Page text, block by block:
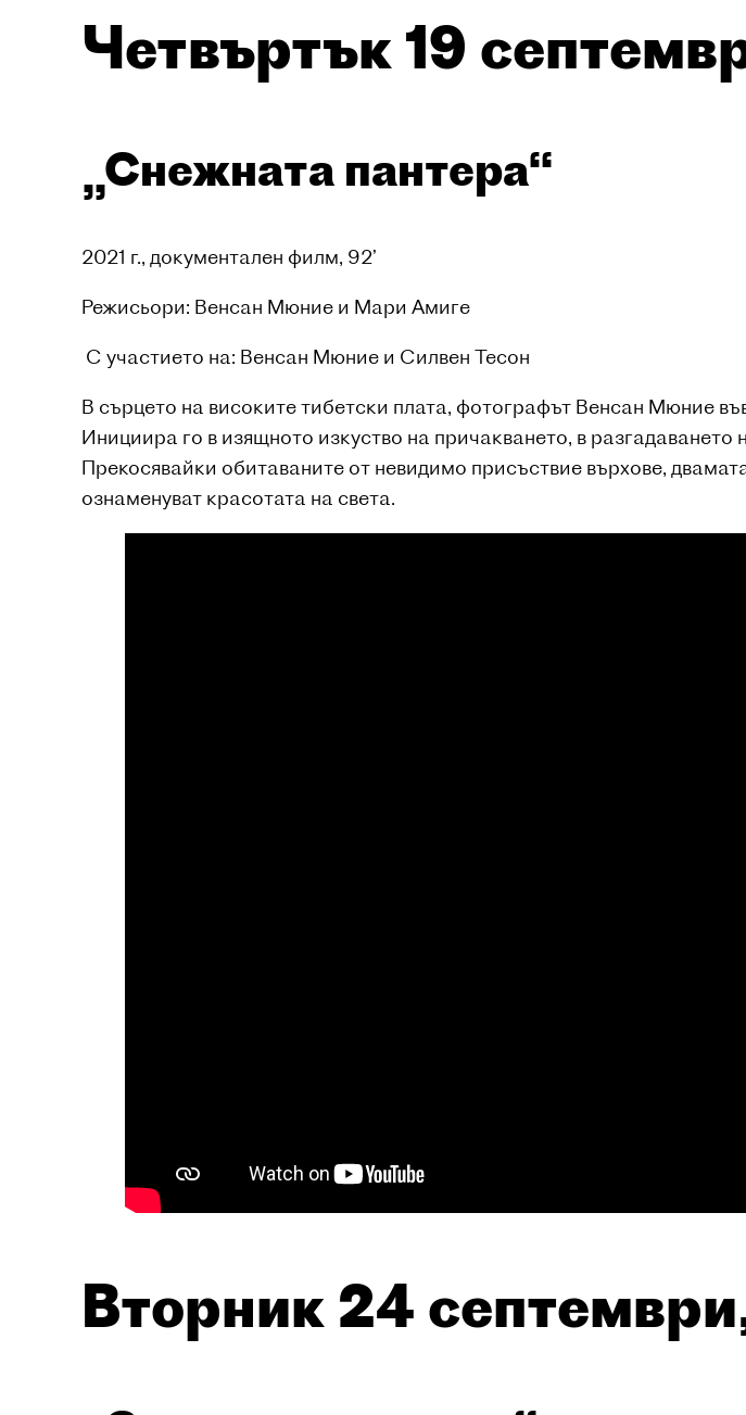
Четвъртък 19
„Снежната пантера“
2021 г., документален филм, 92’
Режисьори: Венсан Мюние и Мари Амиге
С участието на: Венсан Мюние и Силвен Тесон
В сърцето на високите тибетски плата, фотографът Венсан Мюние
Инициира го в изящното изкуство на причакването, в
Прекосявайки обитаваните от невидимо присъствие върхове,
ознаменуват красотата на света.
Вторник 24